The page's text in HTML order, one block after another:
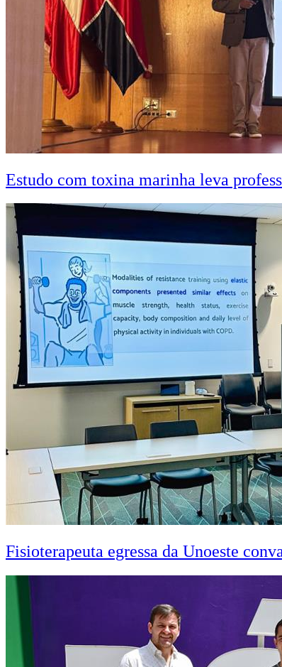
Estudo com toxina marinha leva
Fisioterapeuta egressa da Unoeste